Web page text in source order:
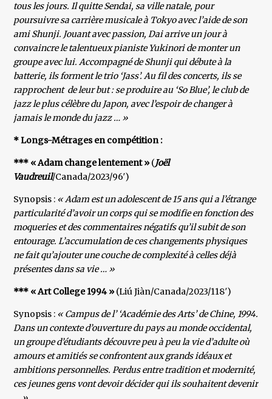
tous les jours. Il quitte Sendai, sa ville natale, pour
poursuivre sa carrière musicale à Tokyo avec l’aide de son
ami Shunji. Jouant avec passion, Dai arrive un jour à
convaincre le talentueux pianiste Yukinori de monter un
groupe avec lui. Accompagné de Shunji qui débute à la
batterie, ils forment le trio ‘Jass’. Au fil des concerts, ils se
rapprochent de leur but : se produire au ‘So Blue’, le club de
jazz le plus célèbre du Japon, avec l’espoir de changer à
jamais le monde du jazz … »
* Longs-Métrages en compétition :
*** « Adam change lentement » (Joël
Vaudreuil/Canada/2023/96′)
Synopsis : « Adam est un adolescent de 15 ans qui a l’étrange
particularité d’avoir un corps qui se modifie en fonction des
moqueries et des commentaires négatifs qu’il subit de son
entourage. L’accumulation de ces changements physiques
ne fait qu’ajouter une couche de complexité à celles déjà
présentes dans sa vie … »
*** « Art College 1994 » (Liú Jiàn/Canada/2023/118′)
Synopsis : « Campus de l’ ‘Académie des Arts’ de Chine, 1994.
Dans un contexte d’ouverture du pays au monde occidental,
un groupe d’étudiants découvre peu à peu la vie d’adulte où
amours et amitiés se confrontent aux grands idéaux et
ambitions personnelles. Perdus entre tradition et modernité,
ces jeunes gens vont devoir décider qui ils souhaitent devenir